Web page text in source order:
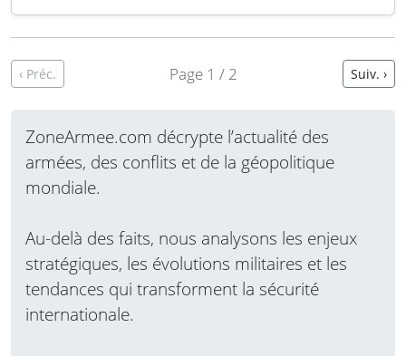
d’Azov près de Taganrog. Une frappe venue
personnes à Odessa. Enfin, lors du sommet…
‹ Préc. Page 1 / 2 Suiv. ›
ZoneArmee.com décrypte l’actualité des
armées, des conflits et de la géopolitique
mondiale.
Au-delà des faits, nous analysons les enjeux
stratégiques, les évolutions militaires et les
tendances qui transforment la sécurité
internationale.